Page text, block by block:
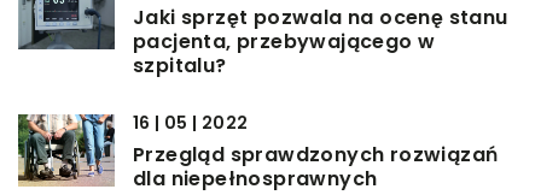
Jaki sprzęt pozwala na ocenę stanu
pacjenta, przebywającego w
szpitalu?
16 | 05 | 2022
Przegląd sprawdzonych rozwiązań
dla niepełnosprawnych